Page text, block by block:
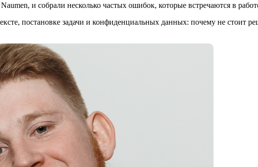
и собрали несколько частых ошибок, которые встречаются в
постановке задачи и конфиденциальных данных: почему не стоит